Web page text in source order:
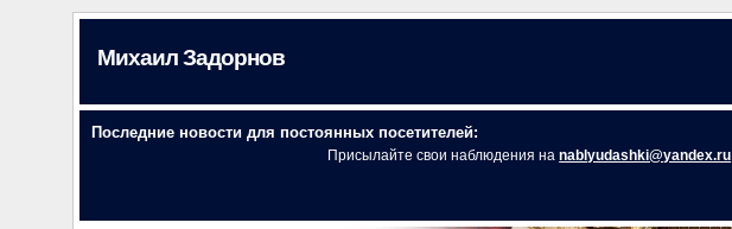
Михаил Задорнов
Последние новости для постоянных посетителей:
Присылайте свои наблюдения наnablyudashki@yandex.ru